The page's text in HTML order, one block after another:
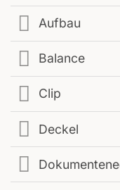
Aufbau
Balance
Clip
Deckel